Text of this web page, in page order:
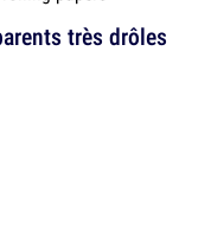
très drôles